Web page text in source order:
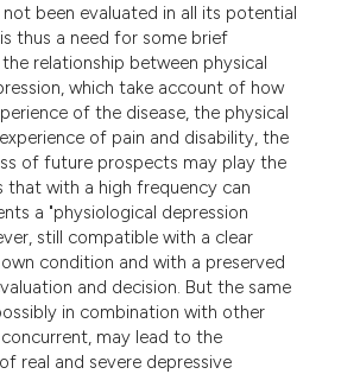
been evaluated in all its potential
thus a need for some brief
relationship between physical
which take account of how
of the disease, the physical
of pain and disability, the
of future prospects may play the
with a high frequency can
a "physiological depression
still compatible with a clear
condition and with a preserved
and decision. But the same
in combination with other
may lead to the
real and severe depressive